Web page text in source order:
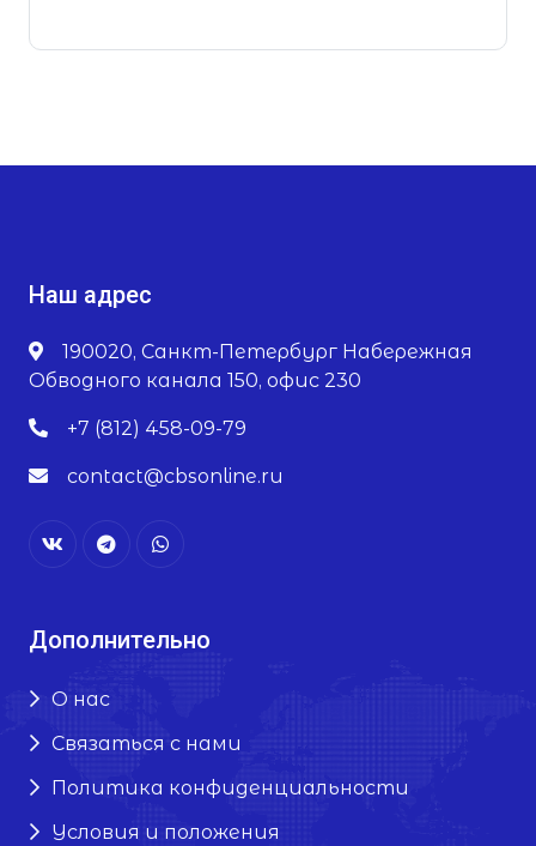
Наш адрес
190020, Санкт-Петербург Набережная
Обводного канала 150, офис 230
+7 (812) 458-09-79
contact@cbsonline.ru
Дополнительно
О нас
Связаться с нами
Политика конфиденциальности
Условия и положения